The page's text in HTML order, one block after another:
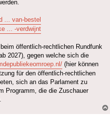
... van-bestel
... -verdwijnt
öffentlich-rechtlichen Rundfunk
2027), gegen welche sich die
(hier können
für den öffentlich-rechtlichen
sich an das Parlament zu
Programm, die die Zuschauer